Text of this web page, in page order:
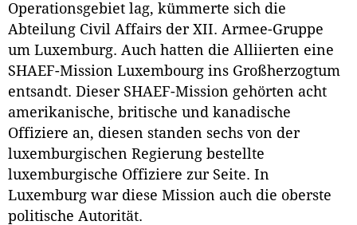
Operationsgebiet lag, kümmerte sich die
Abteilung Civil Affairs der XII. Armee-Gruppe
um Luxemburg. Auch hatten die Alliierten eine
SHAEF-Mission Luxembourg ins Großherzogtum
entsandt. Dieser SHAEF-Mission gehörten acht
amerikanische, britische und kanadische
Offiziere an, diesen standen sechs von der
luxemburgischen Regierung bestellte
luxemburgische Offiziere zur Seite. In
Luxemburg war diese Mission auch die oberste
politische Autorität.